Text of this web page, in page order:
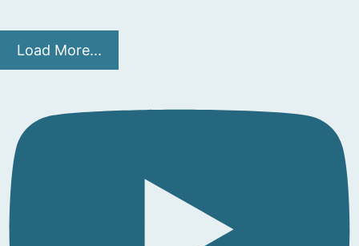
Load More...